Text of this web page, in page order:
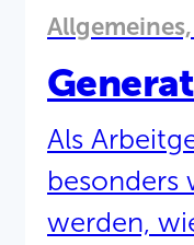
Als
besonders
werden,